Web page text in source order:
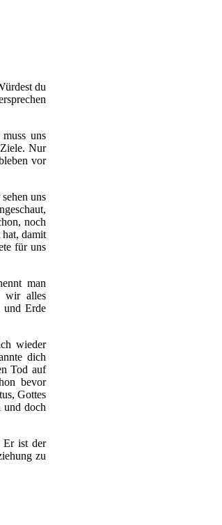
du
uns
Nur
vor
uns
noch
hat, damit
für uns
man
wir alles
und Erde
wieder
dich
Tod auf
bevor
Gottes
und doch
Er ist der
zu